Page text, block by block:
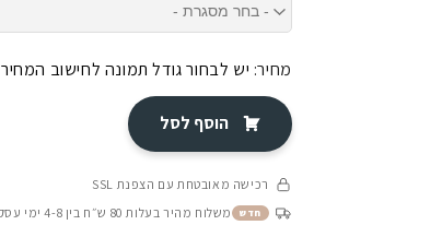
מחיר: יש לבחור גודל תמונה לחישוב המחיר
הוסף לסל
רכישה מאובטחת עם הצפנת SSL
חדש משלוח מהיר בעלות 80 ש״ח בין 4-8 ימי עסקים